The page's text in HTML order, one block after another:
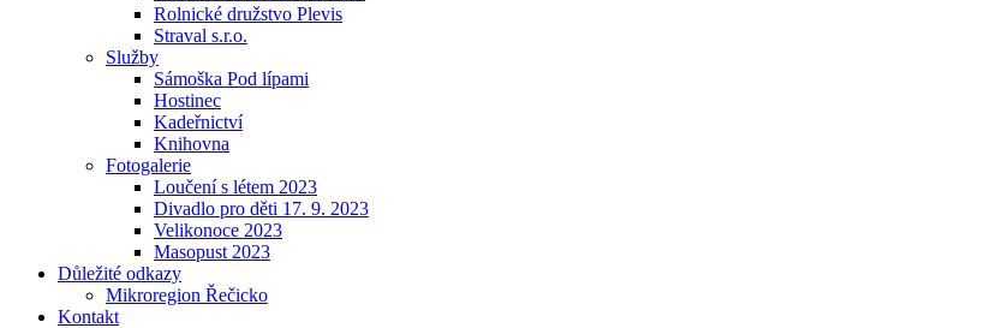
Rolnické družstvo Plevis
Straval s.r.o.
Služby
Sámoška Pod lípami
Hostinec
Kadeřnictví
Knihovna
Fotogalerie
Loučení s létem 2023
Divadlo pro děti 17. 9. 2023
Velikonoce 2023
Masopust 2023
Důležité odkazy
Mikroregion Řečicko
Kontakt